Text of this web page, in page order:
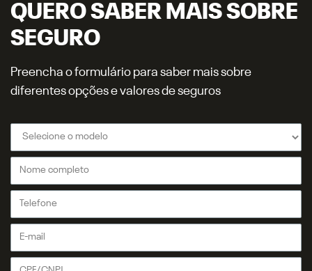
QUERO SABER MAIS SOBRE
SEGURO
Preencha o formulário para saber mais sobre
diferentes opções e valores de seguros